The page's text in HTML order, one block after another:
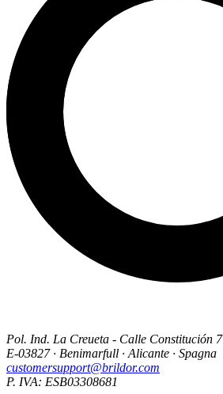
Pol. Ind. La Creueta - Calle Constitución 7
E-03827 · Benimarfull · Alicante · Spagna
customersupport@brildor.com
P. IVA: ESB03308681